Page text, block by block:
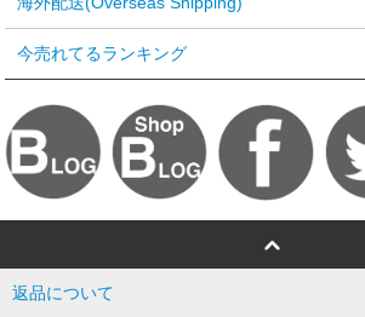
今売れてるランキング
返品について